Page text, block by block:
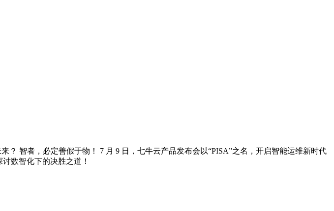
智者，必定善假于物！ 7 月 9 日，七牛云产品发布会以“PISA”之名，开启智能运维新时代
数智化下的决胜之道！